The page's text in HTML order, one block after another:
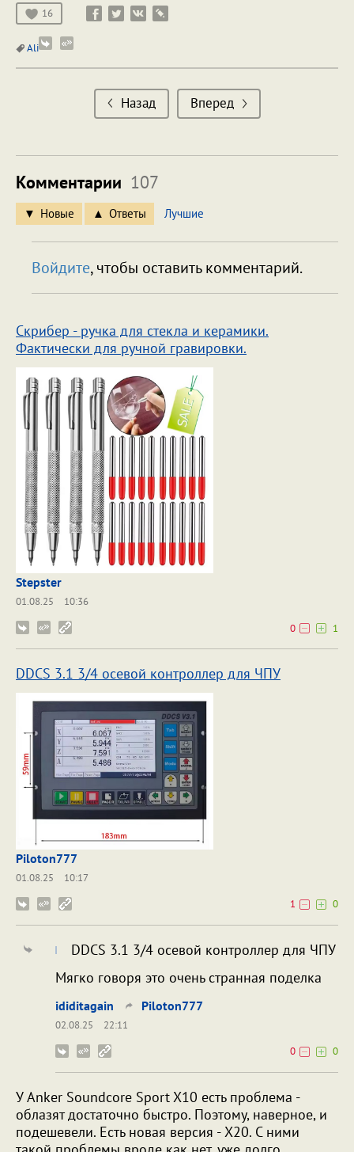
16
Ali
Назад Вперед
Комментарии 107
Новые Ответы Лучшие
Войдите, чтобы оставить комментарий.
Скрибер - ручка для стекла и керамики.
Фактически для ручной гравировки.
Stepster
01.08.25
10:36
0
1
DDCS 3.1 3/4 осевой контроллер для ЧПУ
Piloton777
01.08.25
10:17
1
0
DDCS 3.1 3/4 осевой контроллер для ЧПУ
Мягко говоря это очень странная поделка
ididitagain Piloton777
02.08.25
22:11
0
0
У Anker Soundcore Sport X10 есть проблема -
облазят достаточно быстро. Поэтому, наверное, и
подешевели. Есть новая версия - X20. С ними